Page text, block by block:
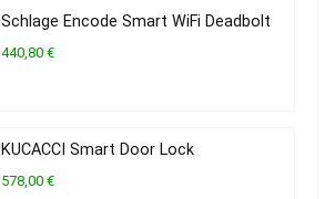
Schlage Encode Smart WiFi Deadbolt
440,80 €
KUCACCI Smart Door Lock
578,00 €